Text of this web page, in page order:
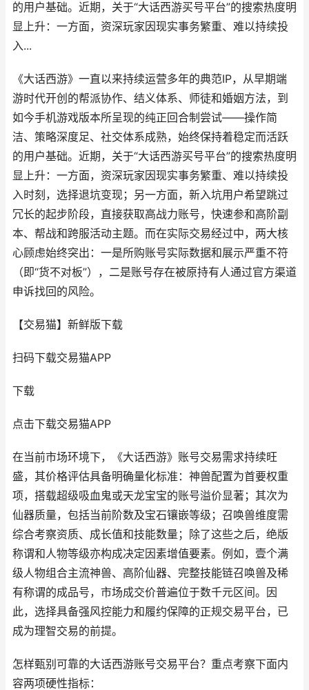
的用户基础。近期，关于“大话西游买号平台”的搜索热度明
显上升：一方面，资深玩家因现实事务繁重、难以持续投
入...
《大话西游》一直以来持续运营多年的典范IP，从早期端
游时代开创的帮派协作、结义体系、师徒和婚姻方法，到
如今手机游戏版本所呈现的纯正回合制尝试——操作简
洁、策略深度足、社交体系成熟，始终保持着稳定而活跃
的用户基础。近期，关于“大话西游买号平台”的搜索热度明
显上升：一方面，资深玩家因现实事务繁重、难以持续投
入时刻，选择退坑变现；另一方面，新入坑用户希望跳过
冗长的起步阶段，直接获取高战力账号，快速参和高阶副
本、帮战和跨服活动主题。而在实际交易经过中，两大核
心顾虑始终突出：一是所购账号实际数据和展示严重不符
（即“货不对板”），二是账号存在被原持有人通过官方渠道
申诉找回的风险。
【交易猫】新鲜版下载
扫码下载交易猫APP
下载
点击下载交易猫APP
在当前市场环境下，《大话西游》账号交易需求持续旺
盛，其价格评估具备明确量化标准：神兽配置为首要权重
项，搭载超级吸血鬼或天龙宝宝的账号溢价显著；其次为
仙器质量，包括当前阶数及宝石镶嵌等级；召唤兽维度需
综合考察资质、成长值和技能数量；除了这些之后，绝版
称谓和人物等级亦构成决定因素增值要素。例如，壹个满
级人物组合主流神兽、高阶仙器、完整技能链召唤兽及稀
有称谓的成品号，市场成交价普遍位于数千元区间。因
此，选择具备强风控能力和履约保障的正规交易平台，已
成为理智交易的前提。
怎样甄别可靠的大话西游账号交易平台？重点考察下面内
容两项硬性指标：